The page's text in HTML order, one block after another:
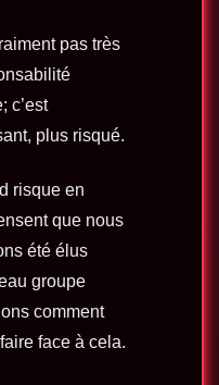
pas très
c’est
plus risqué.
risque en
que nous
été élus
groupe
comment
face à cela.